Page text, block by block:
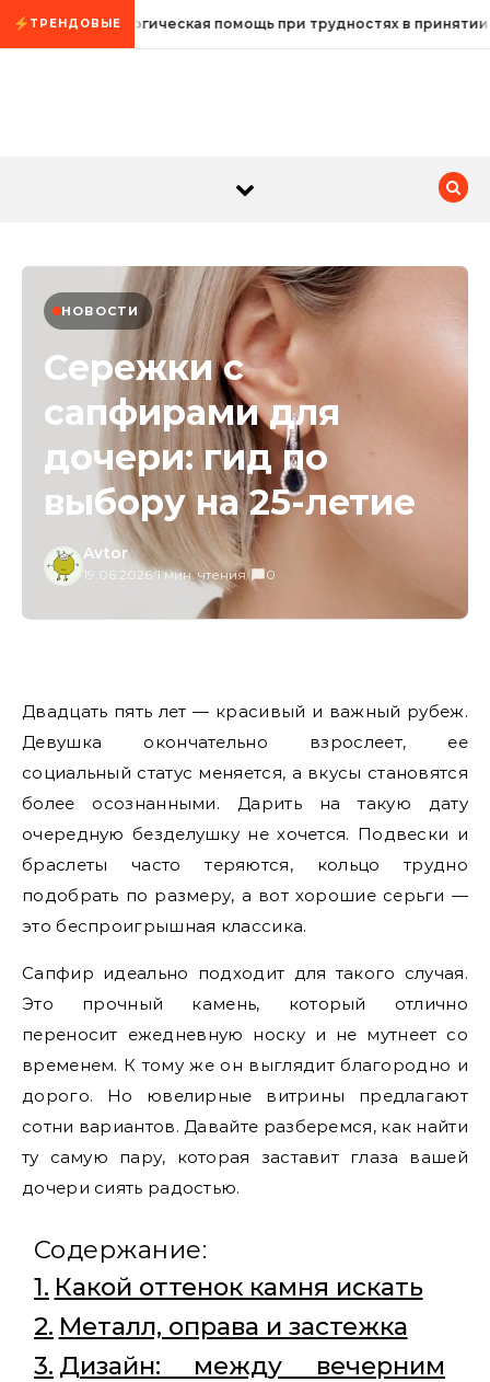
Промотать к содержимому
ТРЕНДОВЫЕ
Психологическая помощь при трудностях в
НОВОСТИ
Сережки с
сапфирами для
дочери: гид по
выбору на 25-летие
Avtor
19.06.2026/1 мин. чтения/ 0
Двадцать пять лет — красивый и важный рубеж.
Девушка окончательно взрослеет, ее
социальный статус меняется, а вкусы становятся
более осознанными. Дарить на такую дату
очередную безделушку не хочется. Подвески и
браслеты часто теряются, кольцо трудно
подобрать по размеру, а вот хорошие серьги —
это беспроигрышная классика.
Сапфир идеально подходит для такого случая.
Это прочный камень, который отлично
переносит ежедневную носку и не мутнеет со
временем. К тому же он выглядит благородно и
дорого. Но ювелирные витрины предлагают
сотни вариантов. Давайте разберемся, как найти
ту самую пару, которая заставит глаза вашей
дочери сиять радостью.
Содержание:
Какой оттенок камня искать
Металл, оправа и застежка
Дизайн: между вечерним